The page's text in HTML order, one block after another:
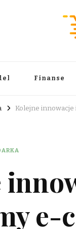
Finanse
Kolejne
e-